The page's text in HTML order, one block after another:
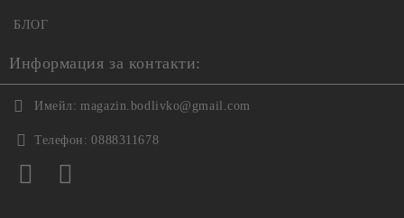
БЛОГ
Информация за контакти:
Имейл: magazin.bodlivko@gmail.com
Телефон: 0888311678